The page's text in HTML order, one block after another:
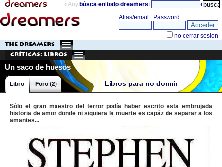
«Anything can happen and it probably will» directorio
búsca en todo dreamers
THE DREAMERS
Críticas: Libros
Un saco de huesos
Libros para no dormir
Libro Foro (2)
Sólo el gran maestro del terror podía haber escrito esta embrujada
historia de amor donde ni siquiera la muerte es capáz de separar a los
amantes...